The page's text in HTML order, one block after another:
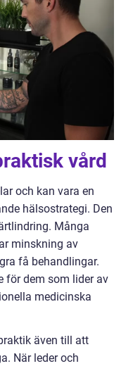
vård
och kan vara en
hälsostrategi. Den
Många
minskning av
få behandlingar.
för dem som lider av
medicinska
även till att
När leder och